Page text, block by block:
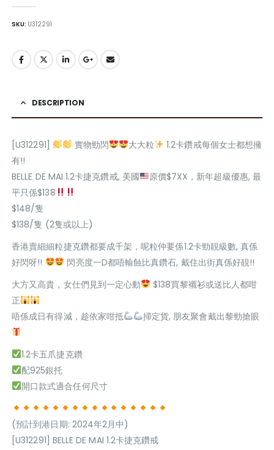
SKU: U312291
DESCRIPTION
[U312291] 實物勁閃 大大粒
1.2卡鑽戒每個女士都想擁
有!!
BELLE DE MAI 1.2卡捷克鑽戒, 美國
原價$7XX，新年超級優惠, 最
平只係$138
$148/隻
$138/隻 (2隻或以上)
香港賣細細粒捷克鑽都要成千架，呢粒仲要係1.2卡勁靚級數, 真係
好閃呀!!
閃亮度一D都唔輸蝕比真鑽石, 戴住出街真係好靚!!
大方又高貴，女仕們見到一定心動
$138買黎襯衫或送比人都咁
正
唔係成日有得減，趁依家咁抵
掃定貨, 朋友聚會戴出黎勁搶眼
1.2卡五爪捷克鑽
配925銀托
開口款式適合任何尺寸
(預計到港日期: 2024年2月中)
[U312291] BELLE DE MAI 1.2卡捷克鑽戒